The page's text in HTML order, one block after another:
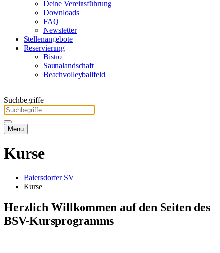
Deine Vereinsführung
Downloads
FAQ
Newsletter
Stellenangebote
Reservierung
Bistro
Saunalandschaft
Beachvolleyballfeld
Suchbegriffe
Menu
Kurse
Baiersdorfer SV
Kurse
Herzlich Willkommen auf den Seiten des
BSV-Kursprogramms